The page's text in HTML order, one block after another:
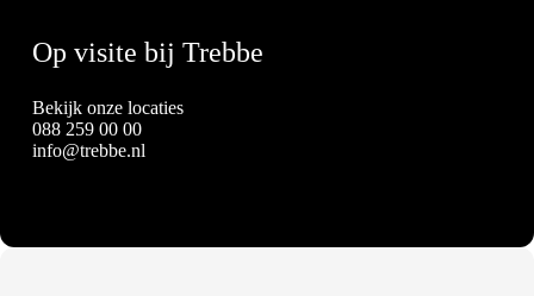
Op visite bij Trebbe
Bekijk onze locaties
088 259 00 00
info@trebbe.nl